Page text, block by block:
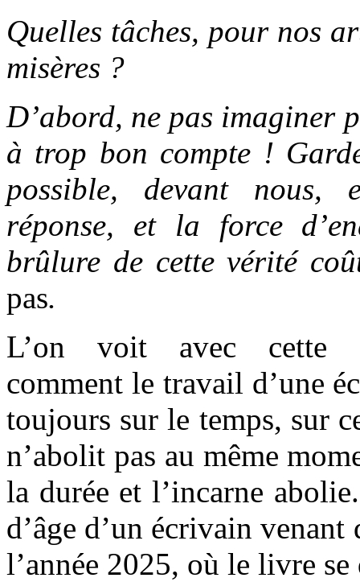
Quelles tâches, pour nos
misères ?
D’abord, ne pas imaginer
à trop bon compte !
possible, devant nous,
réponse, et la force
brûlure de cette vérité
pas.
L’on voit avec cette
comment le travail d’une
toujours sur le temps, sur
n’abolit pas au même
la durée et l’incarne
d’âge d’un écrivain venant
l’année 2025, où le livre